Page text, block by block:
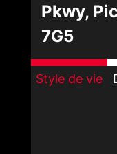
Pkwy,
7G5
Style de vie